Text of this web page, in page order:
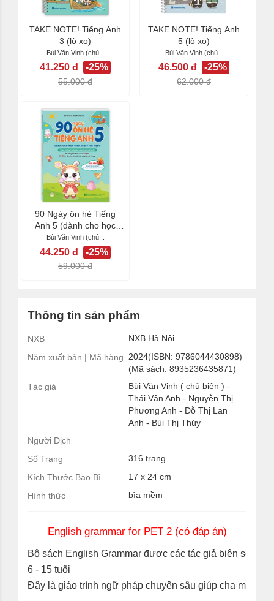
TAKE NOTE! Tiếng Anh
3 (lò xo)
Bùi Văn Vinh (chủ...
41.250 đ -25%
55.000 đ
TAKE NOTE! Tiếng Anh
5 (lò xo)
Bùi Văn Vinh (chủ...
46.500 đ -25%
62.000 đ
90 Ngày ôn hè Tiếng
Anh 5 (dành cho học
sinh lớp 5 lên lớp...
Bùi Văn Vinh (chủ...
44.250 đ -25%
59.000 đ
Thông tin sản phẩm
NXB
NXB Hà Nội
Năm xuất bản | Mã hàng 2024(ISBN: 9786044430898)
(Mã sách: 8935236435871)
Tác giả
Bùi Văn Vinh ( chủ biên ) -
Thái Vân Anh - Nguyễn Thị
Phương Anh - Đỗ Thị Lan
Anh - Bùi Thị Thúy
Người Dịch
Số Trang
316 trang
Kích Thước Bao Bì
17 x 24 cm
Hình thức
bìa mềm
English grammar for PET 2 (có đáp án)
Bộ sách English Grammar được các tác giả biên soạn
6 - 15 tuổi
Đây là giáo trình ngữ pháp chuyên sâu giúp cha mẹ